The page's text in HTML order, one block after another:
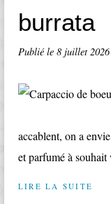
burrata
Publié le 8 juillet 2026
accablent, on a
et parfumé à souhait
LIRE LA SUITE